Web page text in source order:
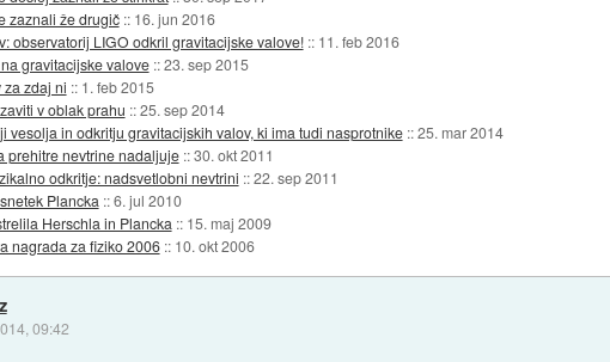
zaznali že drugič :: 16. jun 2016
observatorij LIGO odkril gravitacijske valove! :: 11. feb 2016
gravitacijske valove ::23. sep 2015
zdaj ni :: 1. feb 2015
v oblak prahu ::25. sep 2014
vesolja in odkritju gravitacijskih valov, ki ima tudi nasprotnike ::25. mar 2014
prehitre nevtrine nadaljuje ::30. okt 2011
odkritje: nadsvetlobni nevtrini ::22. sep 2011
Plancka ::6. jul 2010
Herschla in Plancka :: 15. maj 2009
nagrada za fiziko 2006 :: 10. okt 2006
09:42